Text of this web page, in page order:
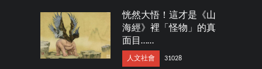
恍然大悟！這才是《山
海經》裡「怪物」的真
面目……
人文社會 31028